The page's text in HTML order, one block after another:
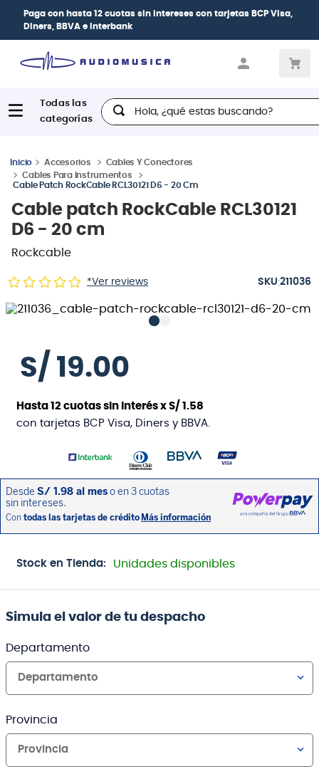
Paga con hasta 12 cuotas sin intereses con tarjetas BCP Visa,
Diners, BBVA e Interbank
Hola, ¿qué estas buscando?
Accesorios
Cables Y Conectores
Cables Para Instrumentos
Cable Patch RockCable RCL30121 D6 - 20 Cm
Cable patch RockCable RCL30121
D6 - 20 cm
Rockcable
*Ver reviews :211036
S/ 19.00
Hasta12 cuotas sin interés xS/ 1.58
con tarjetas BCP Visa, Diners y BBVA.
Stock en Tienda: Unidades disponibles
Simula el valor de tu despacho
Departamento
Departamento
Provincia
Provincia